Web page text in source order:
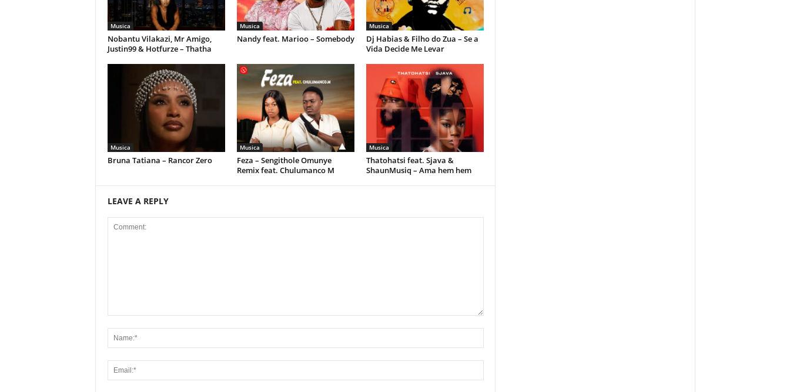
Musica
Nobantu Vilakazi, Mr Amigo,
Justin99 & Hotfurze – Thatha
Musica
Nandy feat. Marioo – Somebody
Musica
Dj Habias & Filho do Zua – Se a
Vida Decide Me Levar
Musica
Bruna Tatiana – Rancor Zero
Musica
Feza – Sengithole Omunye
Remix feat. Chulumanco M
Musica
Thatohatsi feat. Sjava &
ShaunMusiq – Ama hem hem
LEAVE A REPLY